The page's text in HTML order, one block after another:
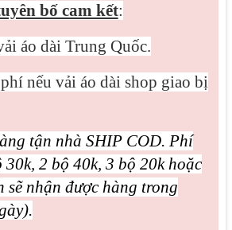
bố cam kết:
áo dài Trung Quốc.
nếu vải áo dài shop giao bị
tận nhà SHIP COD. Phí
2 bộ 40k, 3 bộ 20k hoặc
sẽ nhận được hàng trong